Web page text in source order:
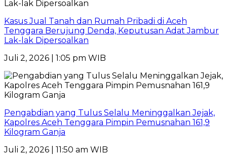
Kasus Jual Tanah dan Rumah Pribadi di Aceh
Tenggara Berujung Denda, Keputusan Adat Jambur
Lak-lak Dipersoalkan
Juli 2, 2026 | 1:05 pm WIB
Pengabdian yang Tulus Selalu Meninggalkan Jejak,
Kapolres Aceh Tenggara Pimpin Pemusnahan 161,9
Kilogram Ganja
Juli 2, 2026 | 11:50 am WIB